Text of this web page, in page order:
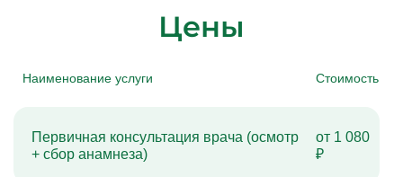
Цены
Наименование услуги Стоимость
Первичная консультация врача (осмотр
+ сбор анамнеза)
от 1 080
₽